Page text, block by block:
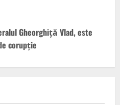
Gheorghiță Vlad, este
corupție